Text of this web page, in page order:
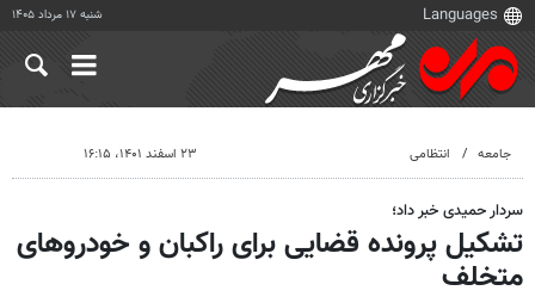
شنبه ۱۷ مرداد ۱۴۰۵
جامعه انتظامی ۲۳ اسفند ۱۴۰۱، ۱۶:۱۵
سردار حمیدی خبر داد؛
تشکیل پرونده قضایی برای راکبان و خودروهای
متخلف